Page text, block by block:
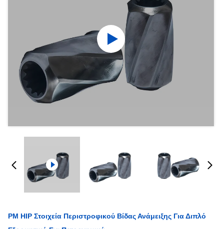
PM HIP Στοιχεία Περιστροφικού Βίδας Ανάμειξης Για Διπλό